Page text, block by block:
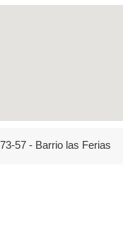
57 - Barrio las Ferias